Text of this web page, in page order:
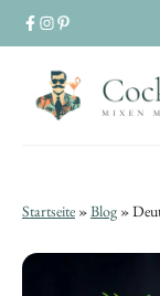
Top
Top
Startseite »Blog »